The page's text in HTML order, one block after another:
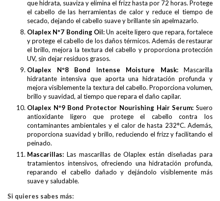
que hidrata, suaviza y elimina el frizz hasta por 72 horas. Protege
el cabello de las herramientas de calor y reduce el tiempo de
secado, dejando el cabello suave y brillante sin apelmazarlo.
Olaplex Nº7 Bonding Oil:Un aceite ligero que repara, fortalece
y protege el cabello de los daños térmicos. Además de restaurar
el brillo, mejora la textura del cabello y proporciona protección
UV, sin dejar residuos grasos.
Olaplex Nº8 Bond Intense Moisture Mask:Mascarilla
hidratante intensiva que aporta una hidratación profunda y
mejora visiblemente la textura del cabello. Proporciona volumen,
brillo y suavidad, al tiempo que repara el daño capilar.
Olaplex Nº9 Bond Protector Nourishing Hair Serum: Suero
antioxidante ligero que protege el cabello contra los
contaminantes ambientales y el calor de hasta 232°C. Además,
proporciona suavidad y brillo, reduciendo el frizz y facilitando el
peinado.
Mascarillas: Las mascarillas de Olaplex están diseñadas para
tratamientos intensivos, ofreciendo una hidratación profunda,
reparando el cabello dañado y dejándolo visiblemente más
suave y saludable.
Si quieres sabes más: